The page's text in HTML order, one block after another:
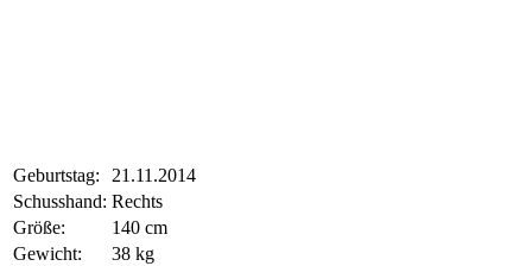
Geburtstag:
21.11.2014
Schusshand: Rechts
Größe:
140 cm
Gewicht:
38 kg